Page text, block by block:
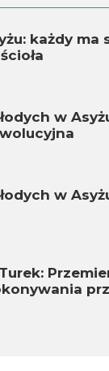
każdy ma
w
w